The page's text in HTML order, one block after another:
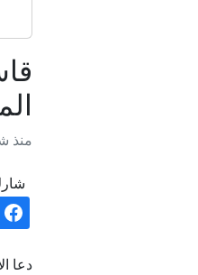
منذ
دعا